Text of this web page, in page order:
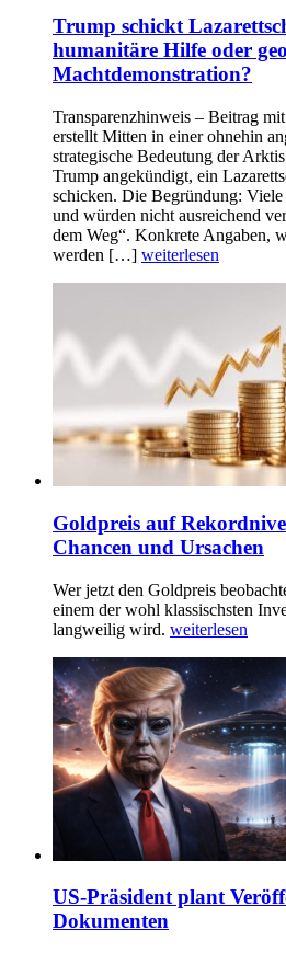
Trump schickt
humanitäre Hilfe oder
Machtdemonstration?
Transparenzhinweis – Beitrag
erstellt Mitten in einer ohnehin
strategische Bedeutung der
Trump angekündigt, ein
schicken. Die Begründung:
und würden nicht ausreichend
dem Weg“. Konkrete Angaben,
werden […] weiterlesen
Goldpreis auf
Chancen und Ursachen
Wer jetzt den Goldpreis
einem der wohl klassischsten
langweilig wird. weiterlesen
US-Präsident plant
Dokumenten